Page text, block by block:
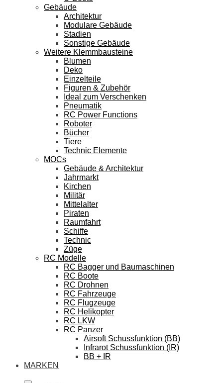
Gebäude
Architektur
Modulare Gebäude
Stadien
Sonstige Gebäude
Weitere Klemmbausteine
Blumen
Deko
Einzelteile
Figuren & Zubehör
Ideal zum Verschenken
Pneumatik
RC Power Functions
Roboter
Bücher
Tiere
Technic Elemente
MOCs
Gebäude & Architektur
Jahrmarkt
Kirchen
Militär
Mittelalter
Piraten
Raumfahrt
Schiffe
Technic
Züge
RC Modelle
RC Bagger und Baumaschinen
RC Boote
RC Drohnen
RC Fahrzeuge
RC Flugzeuge
RC Helikopter
RC LKW
RC Panzer
Airsoft Schussfunktion (BB)
Infrarot Schussfunktion (IR)
BB + IR
MARKEN